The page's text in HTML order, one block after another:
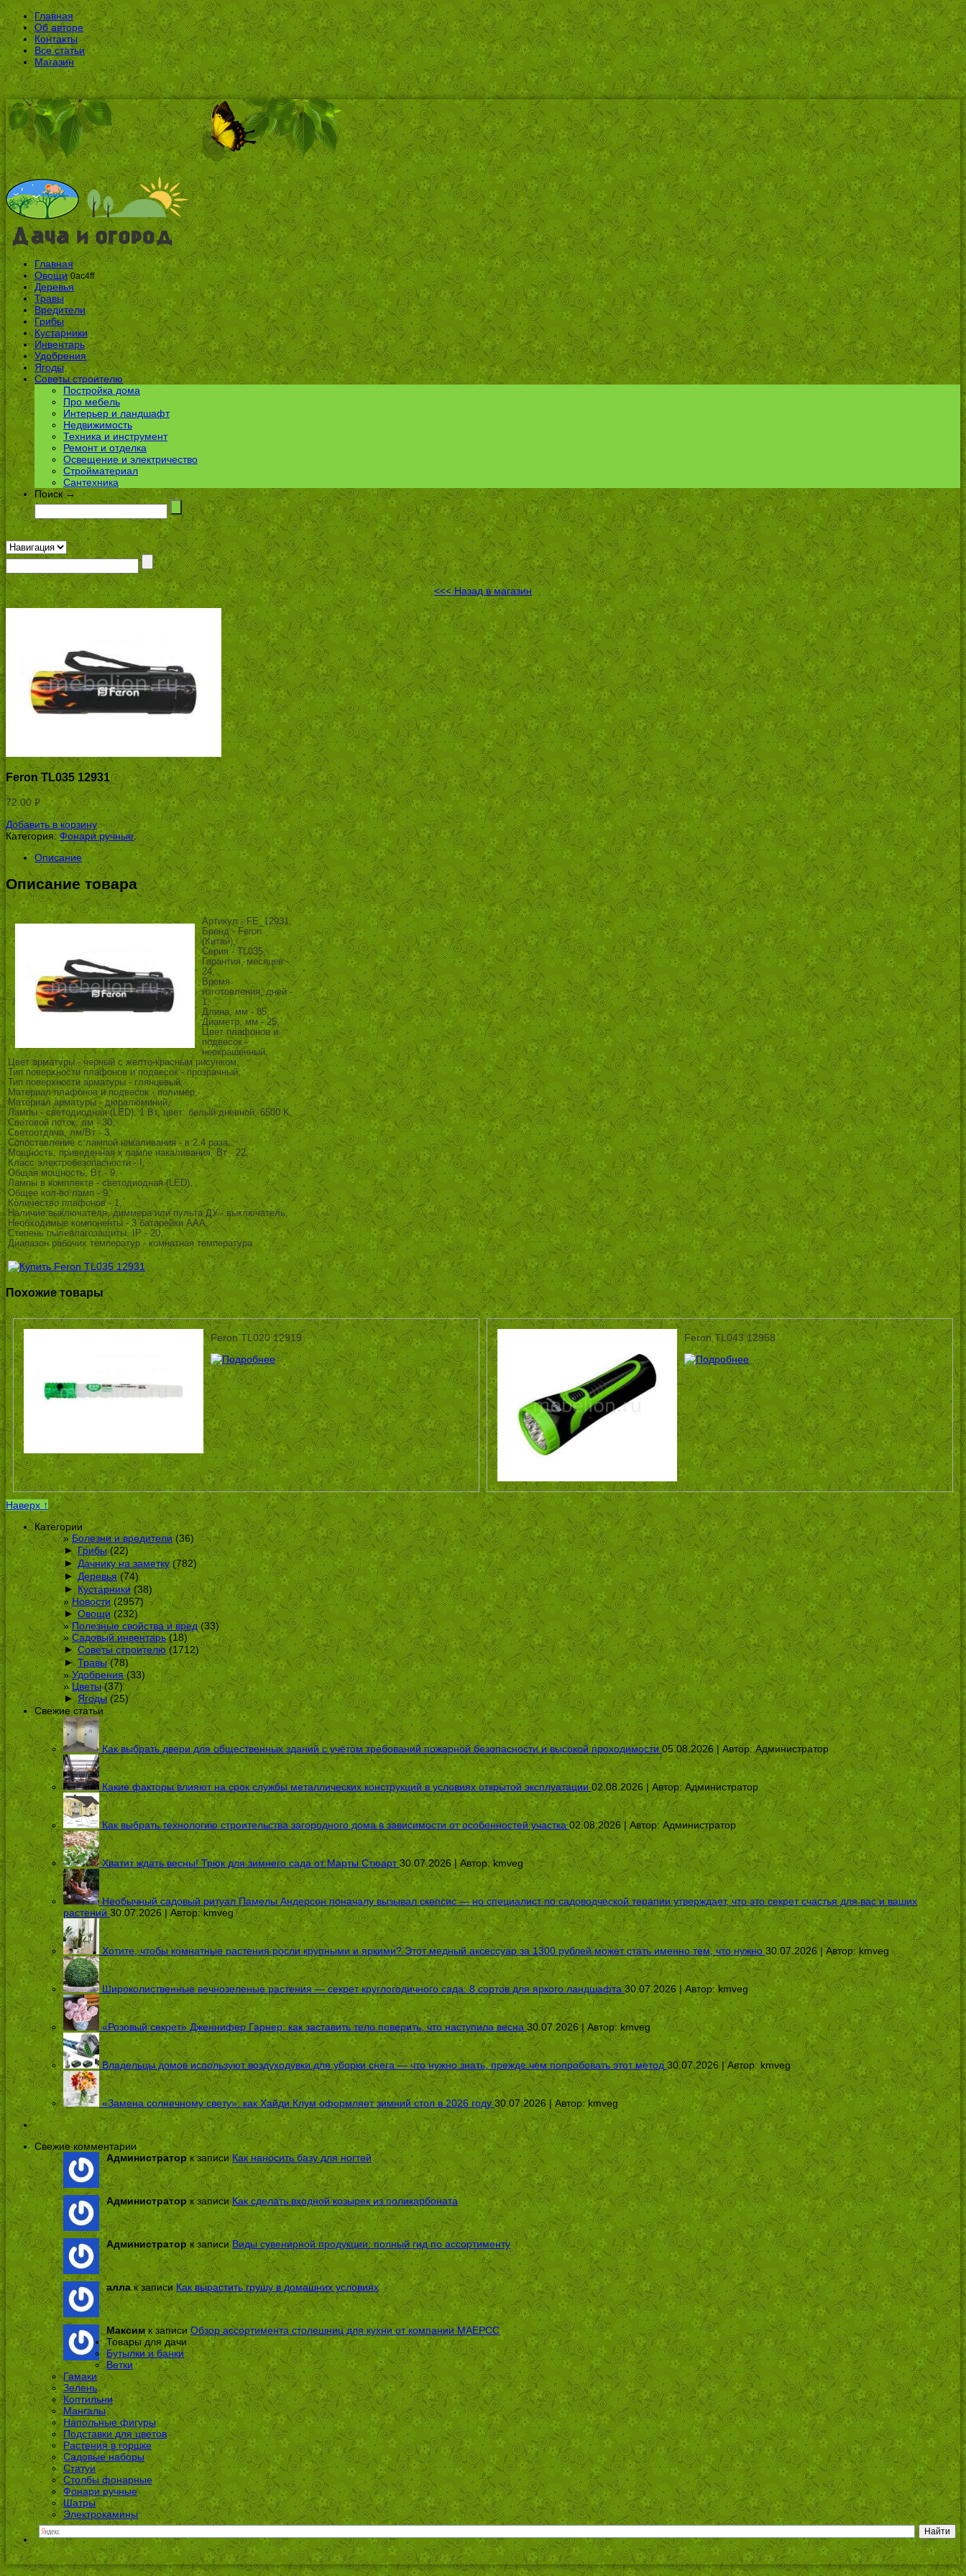
Главная
Об авторе
Контакты
Все статьи
Магазин
Главная
Овощи 0ac4ff
Деревья
Травы
Вредители
Грибы
Кустарники
Инвентарь
Удобрения
Ягоды
Советы строителю
Постройка дома
Про мебель
Интерьер и ландшафт
Недвижимость
Техника и инструмент
Ремонт и отделка
Освещение и электричество
Стройматериал
Сантехника
Поиск →
<<< Назад в магазин
Feron TL035 12931
72.00Р
УБ.
Добавить в корзину
Категория: Фонари ручные.
Описание
Описание товара
Артикул - FE_12931,
Бренд - Feron
(Китай),
Серия - TL035,
Гарантия, месяцев -
24,
Время
изготовления, дней -
1,
Длина, мм - 85,
Диаметр, мм - 25,
Цвет плафонов и
подвесок -
неокрашенный,
Цвет арматуры - черный с желто-красным рисунком,
Тип поверхности плафонов и подвесок - прозрачный,
Тип поверхности арматуры - глянцевый,
Материал плафонов и подвесок - полимер,
Материал арматуры - дюралюминий,
Лампы - светодиодная (LED), 1 Вт, цвет: белый дневной, 6500 K,
Световой поток, лм - 30,
Светоотдача, лм/Вт - 3,
Сопоставление с лампой накаливания - в 2.4 раза,
Мощность, приведенная к лампе накаливания, Вт - 22,
Класс электробезопасности - I,
Общая мощность, Вт - 9,
Лампы в комплекте - светодиодная (LED),
Общее кол-во ламп - 9,
Количество плафонов - 1,
Наличие выключателя, диммера или пульта ДУ - выключатель,
Необходимые компоненты - 3 батарейки ААА,
Степень пылевлагозащиты, IP - 20,
Диапазон рабочих температур - комнатная температура
Похожие товары
Feron TL020 12919 Feron TL043 12958
Наверх ↑
Категории
Болезни и вредители(36)
► Грибы(22)
► Дачнику на заметку(782)
► Деревья(74)
► Кустарники(38)
Новости (2957)
► Овощи (232)
Полезные свойства и вред(33)
Садовый инвентарь(18)
► Советы строителю(1712)
► Травы(78)
Удобрения(33)
Цветы(37)
► Ягоды (25)
Свежие статьи
Как выбрать двери для общественных зданий с учётом требований пожарной безопасности и высокой проходимости 05.08.2026 | Автор:Администратор
Какие факторы влияют на срок службы металлических конструкций в условиях открытой эксплуатации 02.08.2026 | Автор:Администратор
Как выбрать технологию строительства загородного дома в зависимости от особенностей участка 02.08.2026 | Автор:Администратор
Хватит ждать весны! Трюк для зимнего сада от Марты Стюарт 30.07.2026 | Автор:kmveg
Необычный садовый ритуал Памелы Андерсон поначалу вызывал скепсис — но специалист по садоводческой терапии утверждает, что это секрет счастья для вас и ваших
растений 30.07.2026 | Автор:kmveg
Хотите, чтобы комнатные растения росли крупными и яркими? Этот медный аксессуар за 1300 рублей может стать именно тем, что нужно 30.07.2026 | Автор:kmveg
Широколиственные вечнозеленые растения — секрет круглогодичного сада: 8 сортов для яркого ландшафта 30.07.2026 | Автор:kmveg
«Розовый секрет» Дженнифер Гарнер: как заставить тело поверить, что наступила весна 30.07.2026 | Автор:kmveg
Владельцы домов используют воздуходувки для уборки снега — что нужно знать, прежде чем попробовать этот метод 30.07.2026 | Автор:kmveg
«Замена солнечному свету»: как Хайди Клум оформляет зимний стол в 2026 году 30.07.2026 | Автор: kmveg
Свежие комментарии
Администратор к записи Как наносить базу для ногтей
Администраторк записи Как сделать входной козырек из поликарбоната
Администраторк записиВиды сувенирной продукции: полный гид по ассортименту
аллак записиКак вырастить грушу в домашних условиях
Максимк записиОбзор ассортимента столешниц для кухни от компании МАЕРСС
Товары для дачи
Бутылки и банки
Ветки
Гамаки
Зелень
Коптильни
Мангалы
Напольные фигуры
Подставки для цветов
Растения в горшке
Садовые наборы
Статуи
Столбы фонарные
Фонари ручные
Шатры
Электрокамины